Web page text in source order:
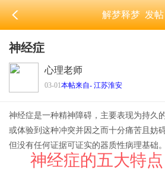
解梦释梦发帖
神经症
心理老师
03-01本帖来自- 江苏淮安
神经症是一种精神障碍，主要表现为持久
或体验到这种冲突并因之而十分痛苦且妨
但没有任何证据可证实的器质性病理基础。
神经症的五大特点